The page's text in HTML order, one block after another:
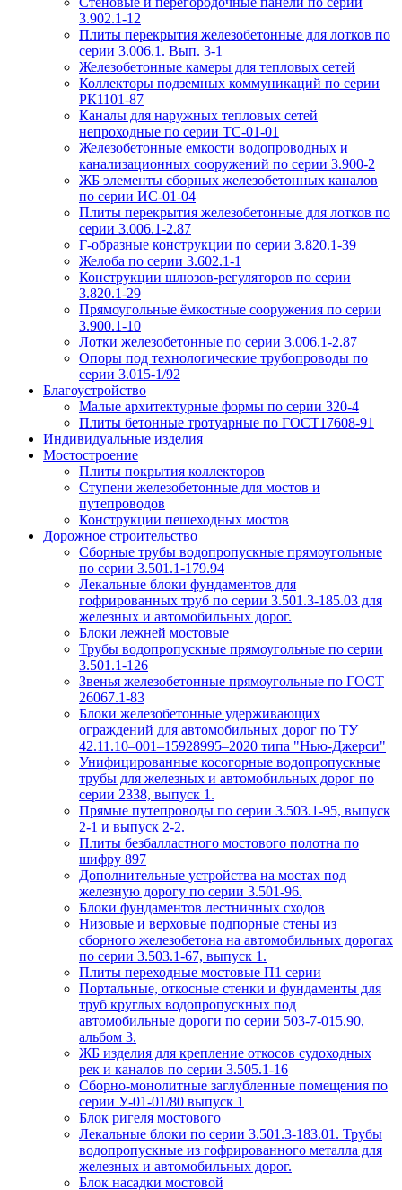
3.902.1-12
Плиты перекрытия железобетонные для лотков по
серии 3.006.1. Вып. 3-1
Железобетонные камеры для тепловых сетей
Коллекторы подземных коммуникаций по серии
РК1101-87
Каналы для наружных тепловых сетей
непроходные по серии ТС-01-01
Железобетонные емкости водопроводных и
канализационных сооружений по серии 3.900-2
ЖБ элементы сборных железобетонных каналов
по серии ИС-01-04
Плиты перекрытия железобетонные для лотков по
серии 3.006.1-2.87
Г-образные конструкции по серии 3.820.1-39
Желоба по серии 3.602.1-1
Конструкции шлюзов-регуляторов по серии
3.820.1-29
Прямоугольные ёмкостные сооружения по серии
3.900.1-10
Лотки железобетонные по серии 3.006.1-2.87
Опоры под технологические трубопроводы по
серии 3.015-1/92
Благоустройство
Малые архитектурные формы по серии 320-4
Плиты бетонные тротуарные по ГОСТ17608-91
Индивидуальные изделия
Мостостроение
Плиты покрытия коллекторов
Ступени железобетонные для мостов и
путепроводов
Конструкции пешеходных мостов
Дорожное строительство
Сборные трубы водопропускные прямоугольные
по серии 3.501.1-179.94
Лекальные блоки фундаментов для
гофрированных труб по серии 3.501.3-185.03 для
железных и автомобильных дорог.
Блоки лежней мостовые
Трубы водопропускные прямоугольные по серии
3.501.1-126
Звенья железобетонные прямоугольные по ГОСТ
26067.1-83
Блоки железобетонные удерживающих
ограждений для автомобильных дорог по ТУ
42.11.10–001–15928995–2020 типа "Нью-Джерси"
Унифицированные косогорные водопропускные
трубы для железных и автомобильных дорог по
серии 2338, выпуск 1.
Прямые путепроводы по серии 3.503.1-95, выпуск
2-1 и выпуск 2-2.
Плиты безбалластного мостового полотна по
шифру 897
Дополнительные устройства на мостах под
железную дорогу по серии 3.501-96.
Блоки фундаментов лестничных сходов
Низовые и верховые подпорные стены из
сборного железобетона на автомобильных дорогах
по серии 3.503.1-67, выпуск 1.
Плиты переходные мостовые П1 серии
Портальные, откосные стенки и фундаменты для
труб круглых водопропускных под
автомобильные дороги по серии 503-7-015.90,
альбом 3.
ЖБ изделия для крепление откосов судоходных
рек и каналов по серии 3.505.1-16
Сборно-монолитные заглубленные помещения по
серии У-01-01/80 выпуск 1
Блок ригеля мостового
Лекальные блоки по серии 3.501.3-183.01. Трубы
водопропускные из гофрированного металла для
железных и автомобильных дорог.
Блок насадки мостовой